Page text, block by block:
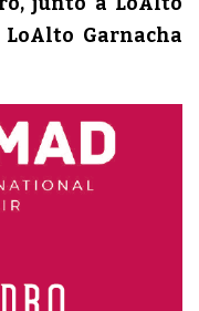
LoAlto Garnacha